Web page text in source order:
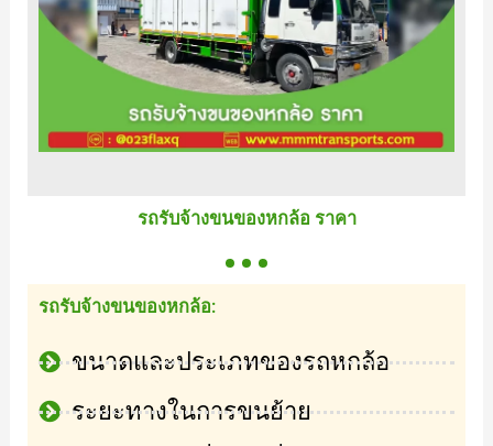
รถรับจ้างขนของหกล้อ ราคา
รถรับจ้างขนของหกล้อ:
ขนาดและประเภทของรถหกล้อ
ระยะทางในการขนย้าย